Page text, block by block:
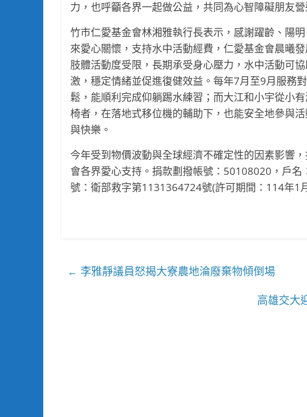
力，也呼籲各界一起做公益，共同為心智障礙朋友
竹市仁愛基金會林湘雅執行長表示，感謝躍齡、陽
來愛心關懷，支持水中活動經費，仁愛基金會晨曦
肢體活動度受限，長期承受身心壓力，水中活動可
激，穩定情緒並促進復健效益。每年7月至9月服務
鬆，能順利完成仰躺踢水練習；而大江和小宇從小
椅者，在落地式移位機的輔助下，也能安全地參與
與快樂。
今年受到物價波動與全球經濟不確定性的因素影響
會各界愛心支持。捐款劃撥帳號：50108020，戶
號：衛部救字第1131364724號(許可期間：114年1
← 李雅靜議員怒揭大寮農地淪廢棄物傾倒場
高雄交大